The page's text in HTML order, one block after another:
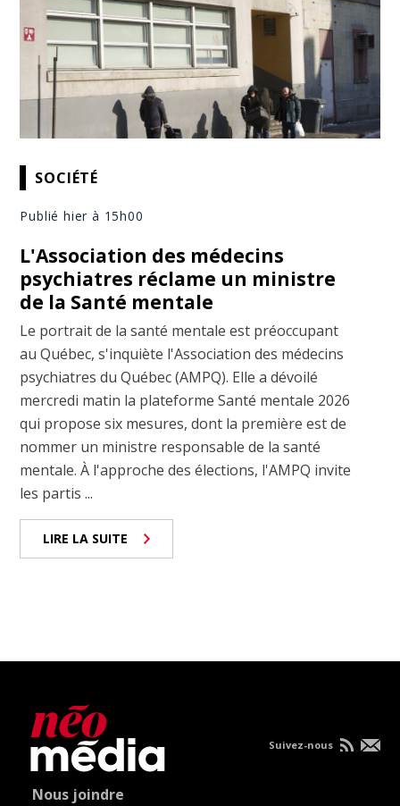
SOCIÉTÉ
Publié hier à 15h00
L'Association des médecins
psychiatres réclame un ministre
de la Santé mentale
Le portrait de la santé mentale est préoccupant
au Québec, s'inquiète l'Association des médecins
psychiatres du Québec (AMPQ). Elle a dévoilé
mercredi matin la plateforme Santé mentale 2026
qui propose six mesures, dont la première est de
nommer un ministre responsable de la santé
mentale. À l'approche des élections, l'AMPQ invite
les partis ...
LIRE LA SUITE
Nous joindre
Suivez-nous